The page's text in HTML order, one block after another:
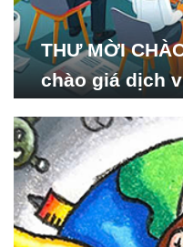
THƯ MỜI
chào giá dịch
Nghiên cứu
hội_ISDS)